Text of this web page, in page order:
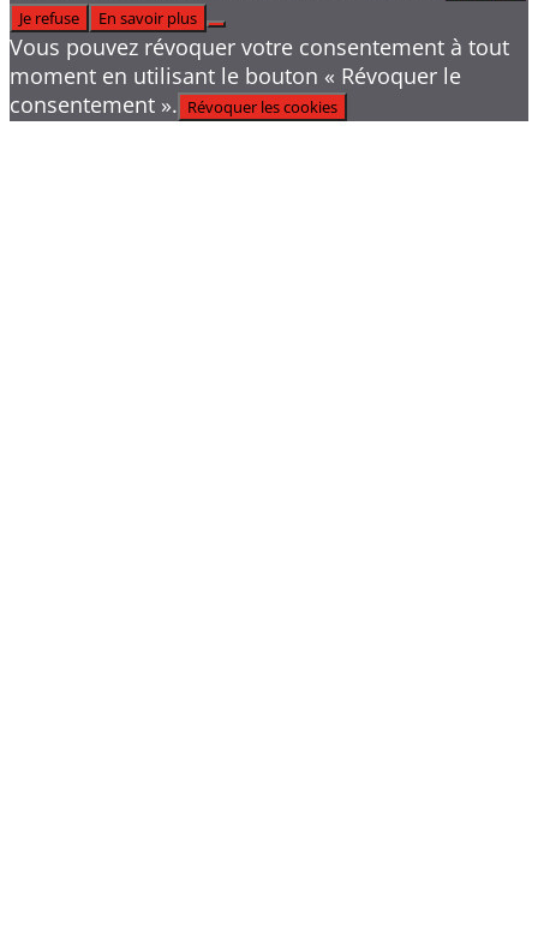
Je refuse
En savoir plus
Vous pouvez révoquer votre consentement à tout
moment en utilisant le bouton « Révoquer le
consentement ». Révoquer les cookies